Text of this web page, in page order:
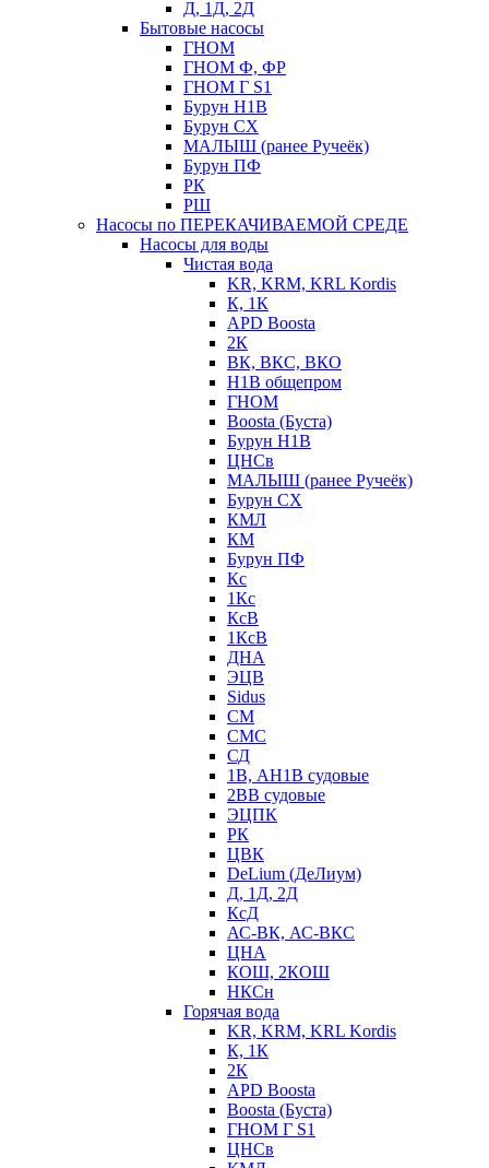
Д, 1Д, 2Д
Бытовые насосы
ГНОМ
ГНОМ Ф, ФР
ГНОМ Г S1
Бурун Н1В
Бурун СХ
МАЛЫШ (ранее Ручеёк)
Бурун ПФ
РК
РШ
Насосы по ПЕРЕКАЧИВАЕМОЙ СРЕДЕ
Насосы для воды
Чистая вода
KR, KRM, KRL Kordis
К, 1К
APD Boosta
2К
ВК, ВКС, ВКО
Н1В общепром
ГНОМ
Boosta (Буста)
Бурун Н1В
ЦНСв
МАЛЫШ (ранее Ручеёк)
Бурун СХ
КМЛ
КМ
Бурун ПФ
Кс
1Кс
КсВ
1КсВ
ДНА
ЭЦВ
Sidus
СМ
СМС
СД
1В, АН1В судовые
2ВВ судовые
ЭЦПК
РК
ЦВК
DeLium (ДеЛиум)
Д, 1Д, 2Д
КсД
АС-ВК, АС-ВКС
ЦНА
КОШ, 2КОШ
НКСн
Горячая вода
KR, KRM, KRL Kordis
К, 1К
2К
APD Boosta
Boosta (Буста)
ГНОМ Г S1
ЦНСв